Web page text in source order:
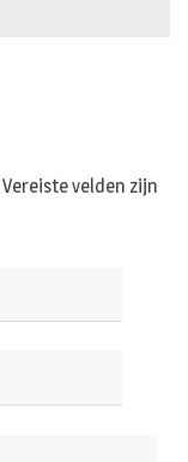
Vereiste velden zijn